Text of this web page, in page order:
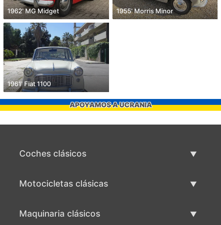
1962' MG Midget 1955' Morris Minor
1961' Fiat 1100
APOYAMOS A UCRANIA
Coches clásicos
Motocicletas clásicas
Maquinaria clásicos